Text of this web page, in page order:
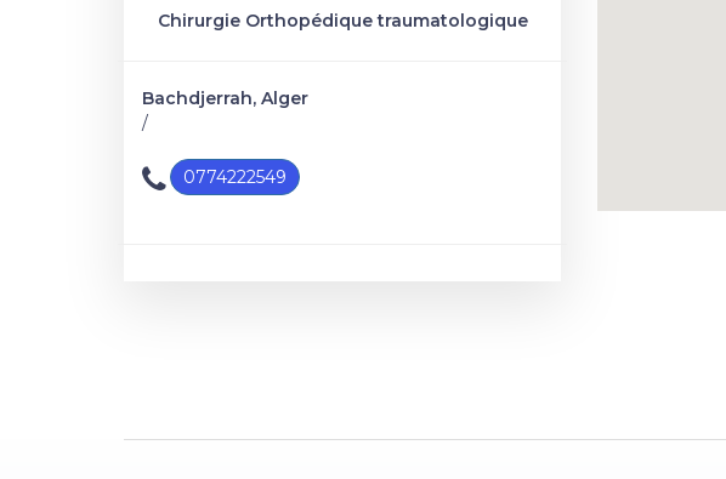
Chirurgie Orthopédique traumatologique
Bachdjerrah, Alger
/
0774222549